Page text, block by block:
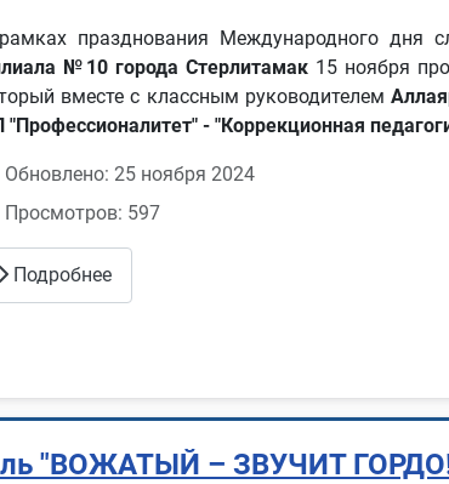
празднования Международного дня
№10 города Стерлитамак15 ноября
вместе с классным руководителем
- "Коррекционная
Обновлено: 25 ноября 2024
Просмотров: 597
Подробнее
"ВОЖАТЫЙ – ЗВУЧИТ